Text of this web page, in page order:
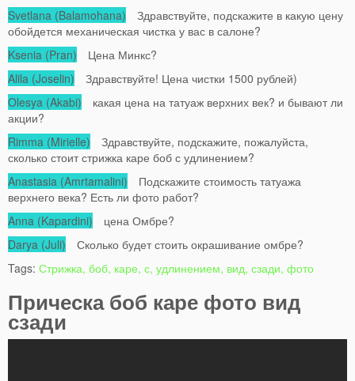
Svetlana (Balamohana) Здравствуйте, подскажите в какую цену
обойдется механическая чистка у вас в салоне?
Ksenia (Pran) Цена Минкс?
Alila (Joselin) Здравствуйте! Цена чистки 1500 рублей)
Olesya (Akabi) какая цена на татуаж верхних век? и бывают ли
акции?
Rimma (Mirielle) Здравствуйте, подскажите, пожалуйста,
сколько стоит стрижка каре боб с удлинением?
Anastasia (Amrtamalini) Подскажите стоимость татуажа
верхнего века? Есть ли фото работ?
Anna (Kapardini) цена Омбре?
Darya (Juli) Сколько будет стоить окрашивание омбре?
Tags: Стрижка, боб, каре, с, удлинением, вид, сзади, фото
Прическа боб каре фото вид
сзади